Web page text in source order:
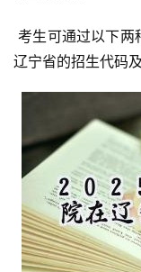
考生可通过以下两种途径查询德阳科贸职业学院2025年在
辽宁省的招生代码